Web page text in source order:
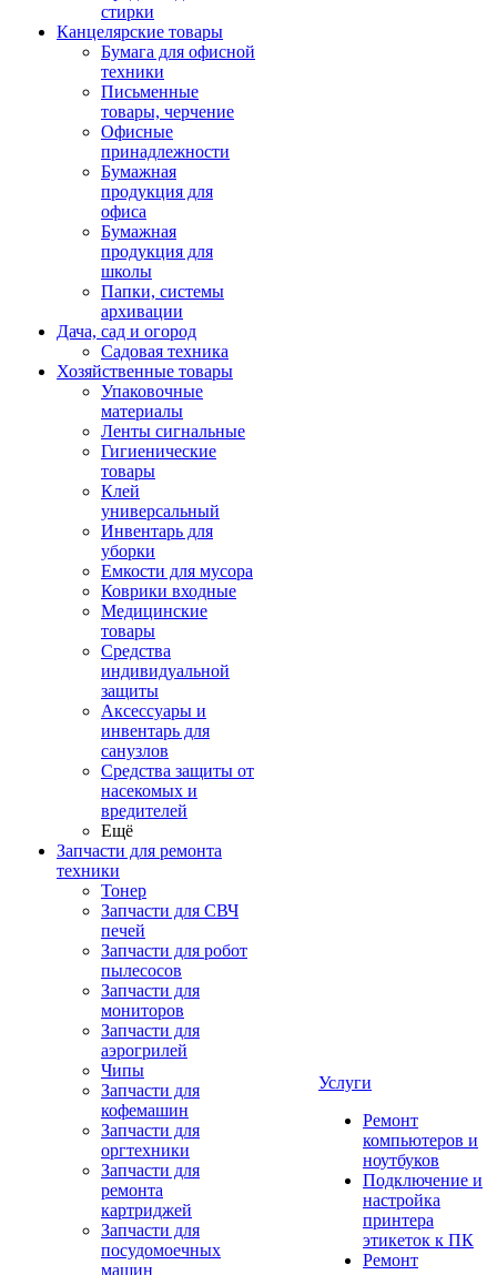
стирки
Канцелярские товары
Бумага для офисной
техники
Письменные
товары, черчение
Офисные
принадлежности
Бумажная
продукция для
офиса
Бумажная
продукция для
школы
Папки, системы
архивации
Дача, сад и огород
Садовая техника
Хозяйственные товары
Упаковочные
материалы
Ленты сигнальные
Гигиенические
товары
Клей
универсальный
Инвентарь для
уборки
Емкости для мусора
Коврики входные
Медицинские
товары
Средства
индивидуальной
защиты
Аксессуары и
инвентарь для
санузлов
Средства защиты от
насекомых и
вредителей
Ещё
Запчасти для ремонта
техники
Тонер
Запчасти для СВЧ
печей
Запчасти для робот
пылесосов
Запчасти для
мониторов
Запчасти для
аэрогрилей
Чипы
Запчасти для
кофемашин
Запчасти для
оргтехники
Запчасти для
ремонта
картриджей
Запчасти для
посудомоечных
машин
Услуги
Ремонт
компьютеров и
ноутбуков
Подключение и
настройка
принтера
этикеток к ПК
Ремонт